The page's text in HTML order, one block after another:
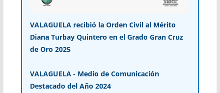
VALAGUELA recibió la Orden Civil al Mérito
Diana Turbay Quintero en el Grado Gran Cruz
de Oro 2025
VALAGUELA - Medio de Comunicación
Destacado del Año 2024